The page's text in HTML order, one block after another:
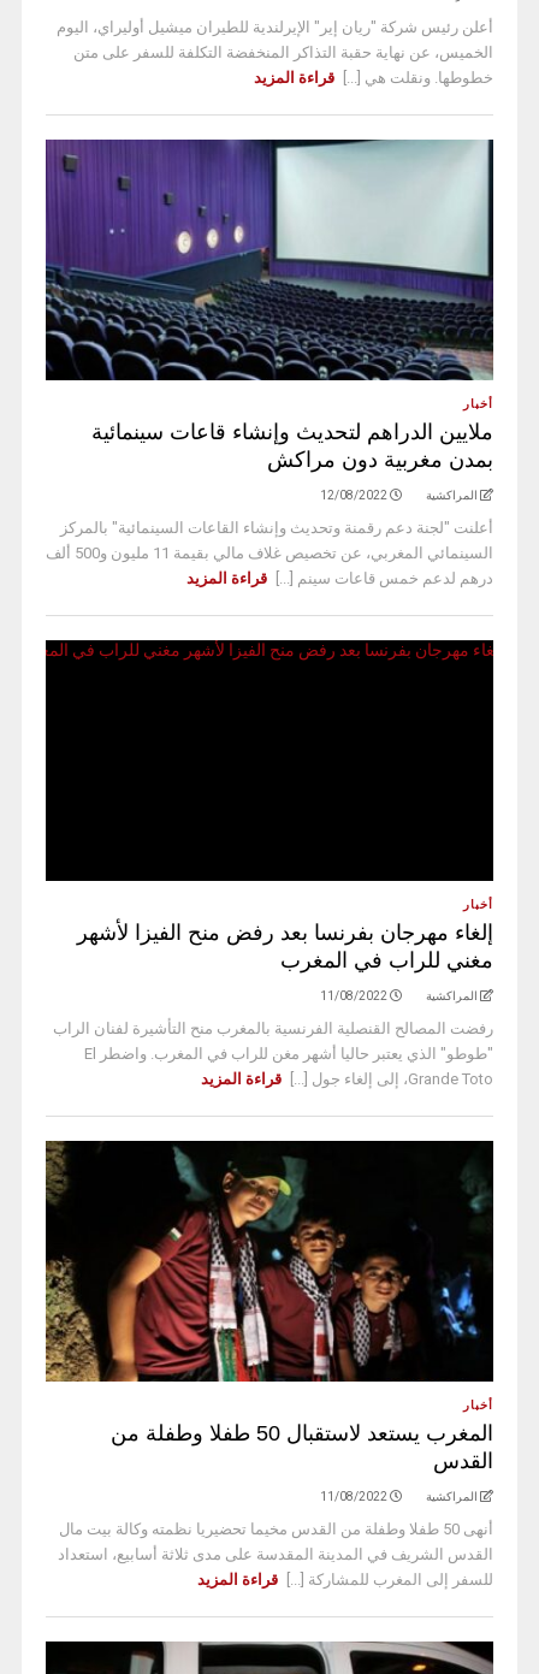
أعلن رئيس شركة "ريان إير" الإيرلندية للطيران ميشيل أوليراي، اليوم
الخميس، عن نهاية حقبة التذاكر المنخفضة التكلفة للسفر على متن
خطوطها. ونقلت هي [...]
قراءة المزيد
أخبار
ملايين الدراهم لتحديث وإنشاء قاعات سينمائية
بمدن مغربية دون مراكش
المراكشية 12/08/2022
أعلنت "لجنة دعم رقمنة وتحديث وإنشاء القاعات السينمائية" بالمركز
السينمائي المغربي، عن تخصيص غلاف مالي بقيمة 11 مليون و500 ألف
درهم لدعم خمس قاعات سينم [...]
قراءة المزيد
أخبار
إلغاء مهرجان بفرنسا بعد رفض منح الفيزا لأشهر
مغني للراب في المغرب
المراكشية 11/08/2022
رفضت المصالح القنصلية الفرنسية بالمغرب منح التأشيرة لفنان الراب
"طوطو" الذي يعتبر حاليا أشهر مغن للراب في المغرب. واضطر El
Grande Toto، إلى إلغاء جول [...]
قراءة المزيد
أخبار
المغرب يستعد لاستقبال 50 طفلا وطفلة من
القدس
المراكشية 11/08/2022
أنهى 50 طفلا وطفلة من القدس مخيما تحضيريا نظمته وكالة بيت مال
القدس الشريف في المدينة المقدسة على مدى ثلاثة أسابيع، استعداد
للسفر إلى المغرب للمشاركة [...]
قراءة المزيد